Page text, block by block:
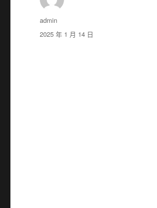
作
者
admin
發
2025 年 1 月 14 日